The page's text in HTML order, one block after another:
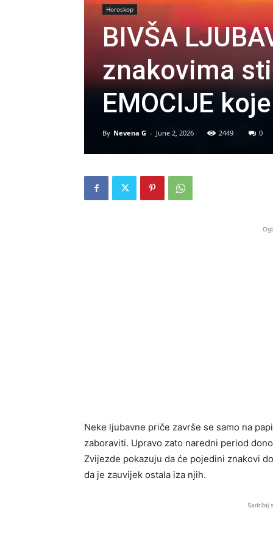
Horoskop
BIVŠA
znakovima
EMOCIJE
By Nevena G - June 2, 2026 2449 0
Neke ljubavne priče završe se samo na
zaboraviti. Upravo zato naredni period
Zvijezde pokazuju da će pojedini znakovi
da je zauvijek ostala iza njih.
Sadržaj